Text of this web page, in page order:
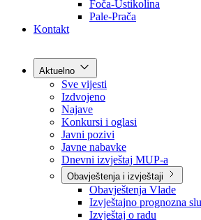
Općine
Kontakt
Aktuelno
Sve vijesti
Izdvojeno
Najave
Konkursi i oglasi
Javni pozivi
Javne nabavke
Dnevni izvještaj MUP-a
Obavještenja i izvještaji